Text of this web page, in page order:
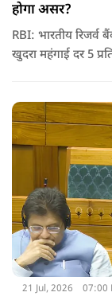
होगा असर?
RBI: भारतीय
खुदरा महंगाई दर 5
21 Jul, 2026 07:00